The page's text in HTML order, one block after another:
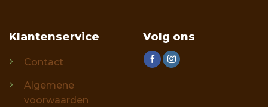
Klantenservice
Contact
Algemene
voorwaarden
Volg ons